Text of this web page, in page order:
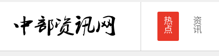
热
点
资
讯